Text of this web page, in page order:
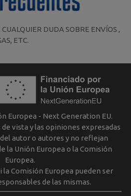
DUDA SOBRE ENVÍOS ,
ETC.
Europea - Next Generation EU.
vista y las opiniones expresadas
autor o autores y no reflejan
la Unión Europea o la Comisión
Europea.
la Comisión Europea pueden ser
de las mismas.